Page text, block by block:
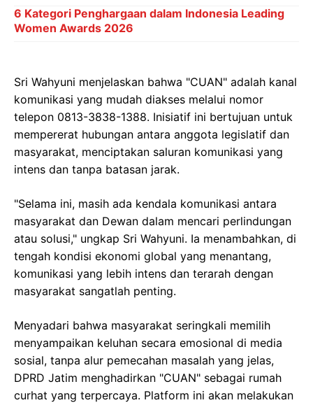
6 Kategori Penghargaan dalam Indonesia Leading
Women Awards 2026
Sri Wahyuni menjelaskan bahwa "CUAN" adalah kanal
komunikasi yang mudah diakses melalui nomor
telepon 0813-3838-1388. Inisiatif ini bertujuan untuk
mempererat hubungan antara anggota legislatif dan
masyarakat, menciptakan saluran komunikasi yang
intens dan tanpa batasan jarak.
"Selama ini, masih ada kendala komunikasi antara
masyarakat dan Dewan dalam mencari perlindungan
atau solusi," ungkap Sri Wahyuni. Ia menambahkan, di
tengah kondisi ekonomi global yang menantang,
komunikasi yang lebih intens dan terarah dengan
masyarakat sangatlah penting.
Menyadari bahwa masyarakat seringkali memilih
menyampaikan keluhan secara emosional di media
sosial, tanpa alur pemecahan masalah yang jelas,
DPRD Jatim menghadirkan "CUAN" sebagai rumah
curhat yang terpercaya. Platform ini akan melakukan